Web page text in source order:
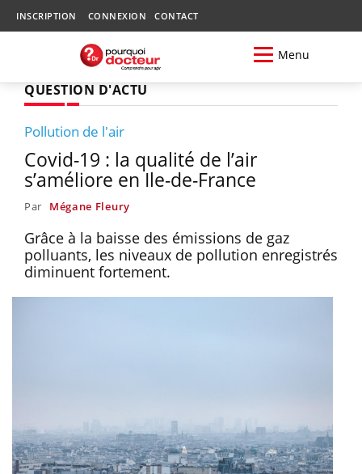
INSCRIPTION CONNEXION CONTACT
Menu
QUESTION D'ACTU
Pollution de l'air
Covid-19 : la qualité de l’air
s’améliore en Ile-de-France
Par Mégane Fleury
Grâce à la baisse des émissions de gaz
polluants, les niveaux de pollution enregistrés
diminuent fortement.